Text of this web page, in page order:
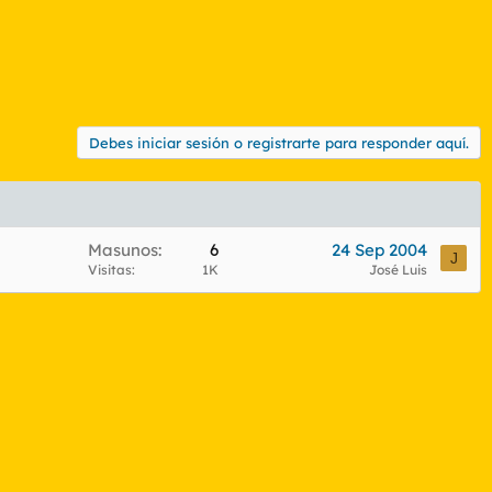
Debes iniciar sesión o registrarte para responder aquí.
Masunos 6
Visitas 1K
24 Sep 2004
José Luis
J